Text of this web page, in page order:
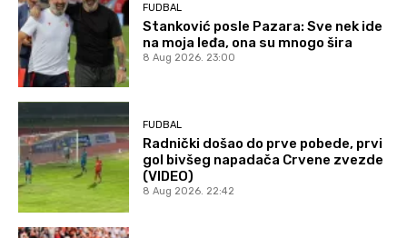
FUDBAL
Stanković posle Pazara: Sve nek ide
na moja leđa, ona su mnogo šira
8 Aug 2026. 23:00
FUDBAL
Radnički došao do prve pobede, prvi
gol bivšeg napadača Crvene zvezde
(VIDEO)
8 Aug 2026. 22:42